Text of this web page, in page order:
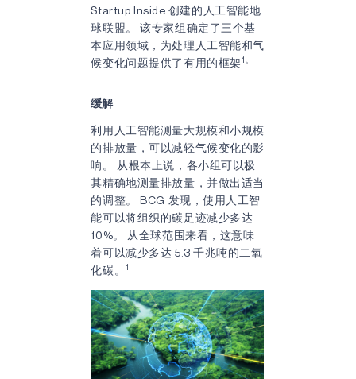
Startup Inside 创建的人工智能地
球联盟。 该专家组确定了三个基
本应用领域，为处理人工智能和气
候变化问题提供了有用的框架1。
缓解
利用人工智能测量大规模和小规模
的排放量，可以减轻气候变化的影
响。 从根本上说，各小组可以极
其精确地测量排放量，并做出适当
的调整。 BCG 发现，使用人工智
能可以将组织的碳足迹减少多达
10%。 从全球范围来看，这意味
着可以减少多达 5.3 千兆吨的二氧
化碳。1